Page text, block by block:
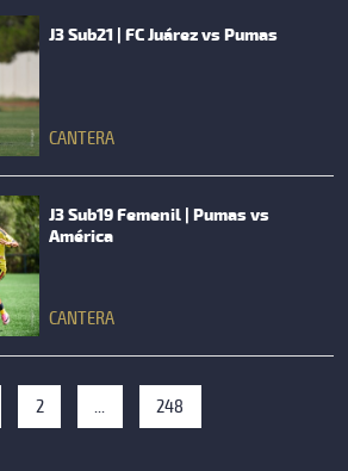
J3 Sub21 | FC Juárez vs Pumas
CANTERA
J3 Sub19 Femenil | Pumas vs
América
CANTERA
2 ... 248